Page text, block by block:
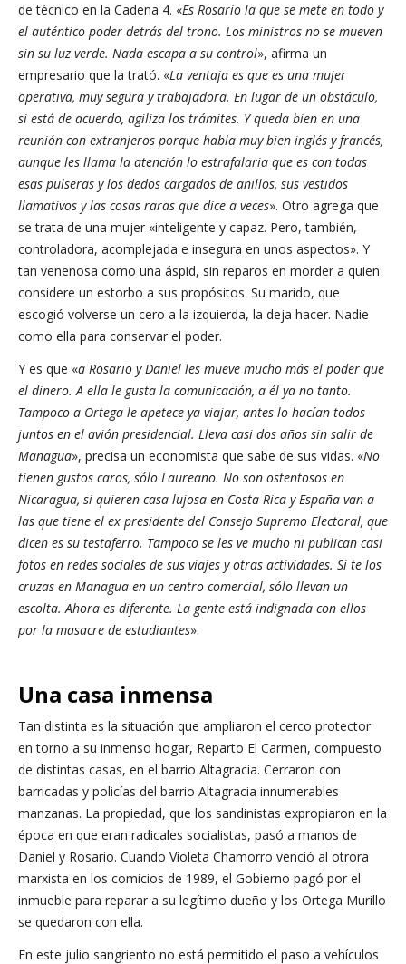
de técnico en la Cadena 4. «Es Rosario la que se mete en todo y
el auténtico poder detrás del trono. Los ministros no se mueven
sin su luz verde. Nada escapa a su control», afirma un
empresario que la trató. «La ventaja es que es una mujer
operativa, muy segura y trabajadora. En lugar de un obstáculo,
si está de acuerdo, agiliza los trámites. Y queda bien en una
reunión con extranjeros porque habla muy bien inglés y francés,
aunque les llama la atención lo estrafalaria que es con todas
esas pulseras y los dedos cargados de anillos, sus vestidos
llamativos y las cosas raras que dice a veces». Otro agrega que
se trata de una mujer «inteligente y capaz. Pero, también,
controladora, acomplejada e insegura en unos aspectos». Y
tan venenosa como una áspid, sin reparos en morder a quien
considere un estorbo a sus propósitos. Su marido, que
escogió volverse un cero a la izquierda, la deja hacer. Nadie
como ella para conservar el poder.
Y es que «a Rosario y Daniel les mueve mucho más el poder que
el dinero. A ella le gusta la comunicación, a él ya no tanto.
Tampoco a Ortega le apetece ya viajar, antes lo hacían todos
juntos en el avión presidencial. Lleva casi dos años sin salir de
Managua», precisa un economista que sabe de sus vidas. «No
tienen gustos caros, sólo Laureano. No son ostentosos en
Nicaragua, si quieren casa lujosa en Costa Rica y España van a
las que tiene el ex presidente del Consejo Supremo Electoral, que
dicen es su testaferro. Tampoco se les ve mucho ni publican casi
fotos en redes sociales de sus viajes y otras actividades. Si te los
cruzas en Managua en un centro comercial, sólo llevan un
escolta. Ahora es diferente. La gente está indignada con ellos
por la masacre de estudiantes».
Una casa inmensa
Tan distinta es la situación que ampliaron el cerco protector
en torno a su inmenso hogar, Reparto El Carmen, compuesto
de distintas casas, en el barrio Altagracia. Cerraron con
barricadas y policías del barrio Altagracia innumerables
manzanas. La propiedad, que los sandinistas expropiaron en la
época en que eran radicales socialistas, pasó a manos de
Daniel y Rosario. Cuando Violeta Chamorro venció al otrora
marxista en los comicios de 1989, el Gobierno pagó por el
inmueble para reparar a su legítimo dueño y los Ortega Murillo
se quedaron con ella.
En este julio sangriento no está permitido el paso a vehículos